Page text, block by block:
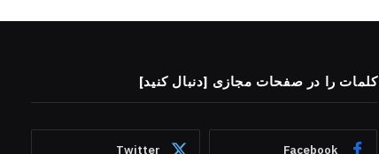
کلمات را در صفحات مجازی [دنبال کنید]
Facebook
Twitter